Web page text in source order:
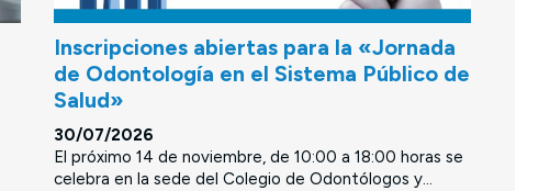
Inscripciones abiertas para la «Jornada
de Odontología en el Sistema Público de
Salud»
30/07/2026
El próximo 14 de noviembre, de 10:00 a 18:00 horas se
celebra en la sede del Colegio de Odontólogos y...